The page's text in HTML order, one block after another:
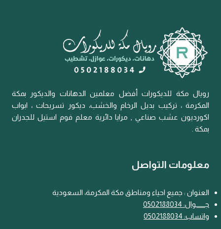
رويال مكة للديكورات أفضل معلمين الدهانات والديكور بمكة
المكرمة ، تركيب بديل الرخام والخشب، ديكور تسريحات ، ابواب
اكورديون عشب صناعي , مرايا دائرية معلم فوم استيل للجدران
بمكة .
معلومات التواصل
العنوان : جميع احياء ومناطق مكة المكرمة، السعودية
جـــ
ــوال: 0502188034
واتساب: 0502188034